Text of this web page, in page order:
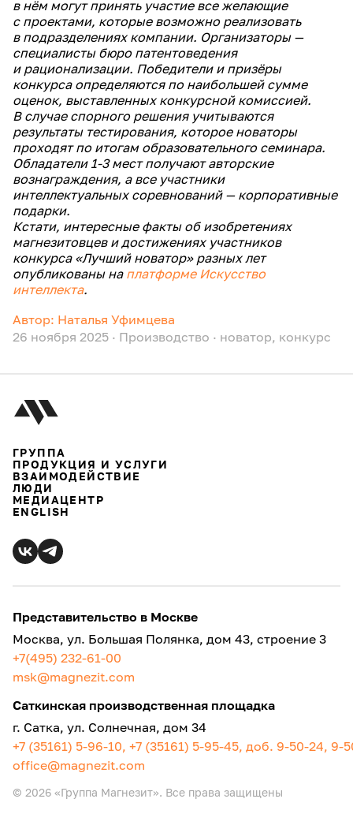
в нём могут принять участие все желающие
с проектами, которые возможно реализовать
в подразделениях компании. Организаторы —
специалисты бюро патентоведения
и рационализации. Победители и призёры
конкурса определяются по наибольшей сумме
оценок, выставленных конкурсной комиссией.
В случае спорного решения учитываются
результаты тестирования, которое новаторы
проходят по итогам образовательного семинара.
Обладатели 1-3 мест получают авторские
вознаграждения, а все участники
интеллектуальных соревнований — корпоративные
подарки.
Кстати, интересные факты об изобретениях
магнезитовцев и достижениях участников
конкурса «Лучший новатор» разных лет
опубликованы на платформе Искусство
интеллекта.
Автор: Наталья Уфимцева
26 ноября 2025 · Производство · новатор, конкурс
ГРУППА
ПРОДУКЦИЯ И УСЛУГИ
ВЗАИМОДЕЙСТВИЕ
ЛЮДИ
МЕДИАЦЕНТР
ENGLISH
Представительство в Москве
Москва, ул. Большая Полянка, дом 43, строение 3
+7(495) 232-61-00
msk@magnezit.com
Саткинская производственная площадка
г. Сатка, ул. Солнечная, дом 34
+7 (35161) 5-96-10, +7 (35161) 5-95-45, доб. 9-50-24, 9-
office@magnezit.com
© 2026 «Группа Магнезит». Все права защищены